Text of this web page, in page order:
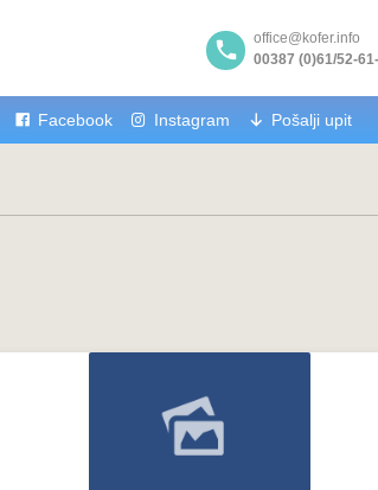
office@kofer.info
00387 (0)61/52-
Facebook Instagram Pošalji upit